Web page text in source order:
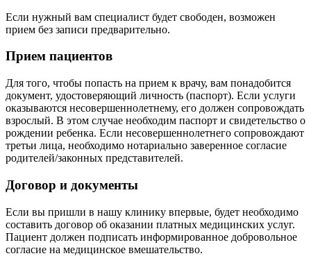
Если нужный вам специалист будет свободен, возможен
прием без записи предварительно.
Прием пациентов
Для того, чтобы попасть на прием к врачу, вам понадобится
документ, удостоверяющий личность (паспорт). Если услуги
оказываются несовершеннолетнему, его должен сопровождать
взрослый. В этом случае необходим паспорт и свидетельство о
рождении ребенка. Если несовершеннолетнего сопровождают
третьи лица, необходимо нотариально заверенное согласие
родителей/законных представителей.
Договор и документы
Если вы пришли в нашу клинику впервые, будет необходимо
составить договор об оказании платных медицинских услуг.
Пациент должен подписать информированное добровольное
согласие на медицинское вмешательство.